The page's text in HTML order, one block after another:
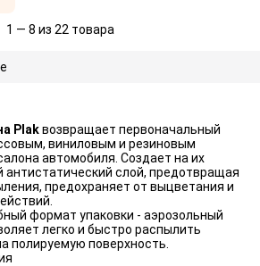
1 — 8 из 22 товара
Plakвозвращает первоначальный
виниловым и резиновым
автомобиля. Создает на их
антистатический слой, предотвращая
предохраняет от выцветания и
формат упаковки - аэрозольный
легко и быстро распылить
полируемую поверхность.